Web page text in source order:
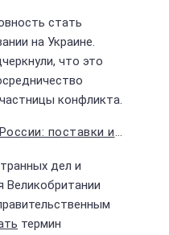
стать
на Украине.
что это
конфликта.
истребителей Украине приведут к эскалации конфликта
дел и
Великобритании
термин